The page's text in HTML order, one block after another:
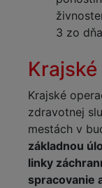
3 zo
Krajské
zdravotnej
mestách v
základnou
linky
spracovanie